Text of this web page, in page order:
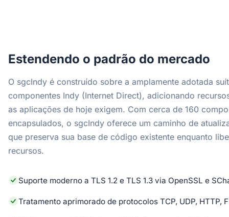
Estendendo o padrão do mercado
O sgcIndy é construído sobre a amplamente adotada
componentes Indy (Internet Direct), adicionando
as aplicações de hoje exigem. Com cerca de 160
encapsulados, o sgcIndy oferece um caminho de
que preserva sua base de código existente enquanto
recursos.
Suporte moderno a TLS 1.2 e TLS 1.3 via OpenSSL e
Tratamento aprimorado de protocolos TCP, UDP, HTTP,